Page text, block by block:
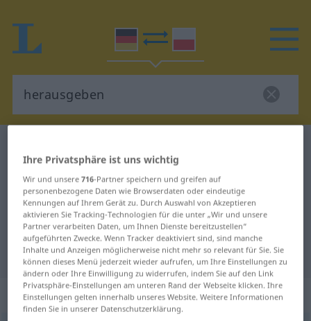
Deutsch-Polnisch Übersetzung für
"herausgeben"
"herausgeben" Polnisch
Übersetzung
„herausgeben“: transitives Verb
Ihre Privatsphäre ist uns wichtig
Wir und unsere716-Partner speichern und greifen auf
personenbezogene Daten wie Browserdaten oder eindeutige
Kennungen auf Ihrem Gerät zu. Durch Auswahl von Akzeptieren
aktivieren Sie Tracking-Technologien für die unter „Wir und unsere
Partner verarbeiten Daten, um Ihnen Dienste bereitzustellen“
aufgeführten Zwecke. Wenn Tracker deaktiviert sind, sind manche
Inhalte und Anzeigen möglicherweise nicht mehr so relevant für Sie. Sie
können dieses Menü jederzeit wieder aufrufen, um Ihre Einstellungen zu
ändern oder Ihre Einwilligung zu widerrufen, indem Sie auf den Link
Privatsphäre-Einstellungen am unteren Rand der Webseite klicken. Ihre
Einstellungen gelten innerhalb unseres Website. Weitere Informationen
finden Sie in unserer Datenschutzerklärung.